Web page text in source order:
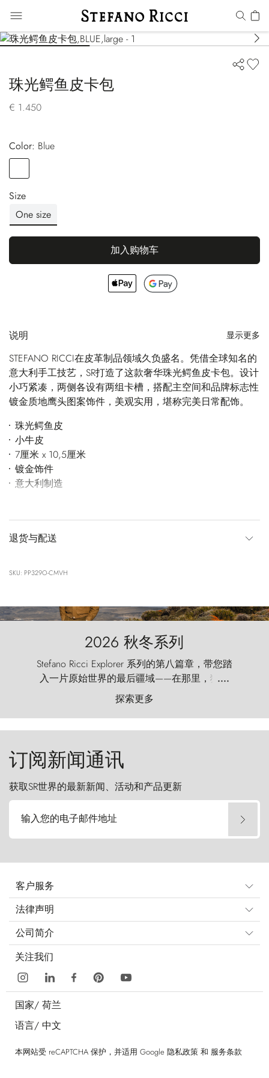
珠光鳄鱼皮卡包
€ 1.450
Color:
blue
Size
One size
加入购物车
说明 显示更多
STEFANO RICCI在皮革制品领域久负盛名。凭借全球知名的
意大利手工技艺，SR打造了这款奢华珠光鳄鱼皮卡包。设计
小巧紧凑，两侧各设有两组卡槽，搭配主空间和品牌标志性
镀金质地鹰头图案饰件，美观实用，堪称完美日常配饰。
珠光鳄鱼皮
小牛皮
7厘米 x 10,5厘米
镀金饰件
意大利制造
退货与配送
SKU: PP329O-CMVH
2026 秋冬系列
Stefano Ricci Explorer 系列的第八篇章，带您踏
入一片原始世界的最后疆域——在那里，狂风
以远古的怒号雕琢着自然，而百内塔（Torres
del Paine）则宛如石砌的哨兵，傲然向苍穹发
起挑战。
....
探索更多
订阅新闻通讯
获取SR世界的最新新闻、活动和产品更新
输入您的电子邮件地址
客户服务
法律声明
公司简介
关注我们
国家/ 荷兰
语言/ 中文
本网站受 reCAPTCHA 保护，并适用 Google 隐私政策 和 服务条款